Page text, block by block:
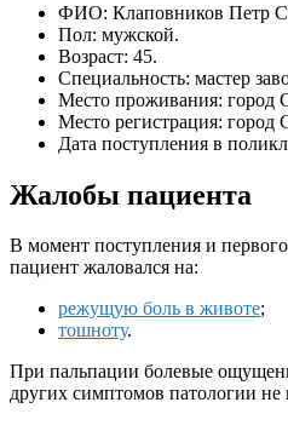
ФИО: Клаповников Петр
Пол: мужской.
Возраст: 45.
Специальность: мастер
Место проживания: город
Место регистрация: город
Дата поступления в
Жалобы пациента
В момент поступления и
пациент жаловался на:
режущую боль в животе;
тошноту.
При пальпации болевые
других симптомов патологии не